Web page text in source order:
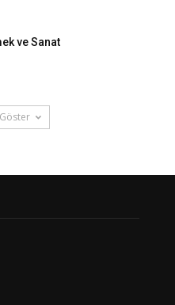
ve Sanat